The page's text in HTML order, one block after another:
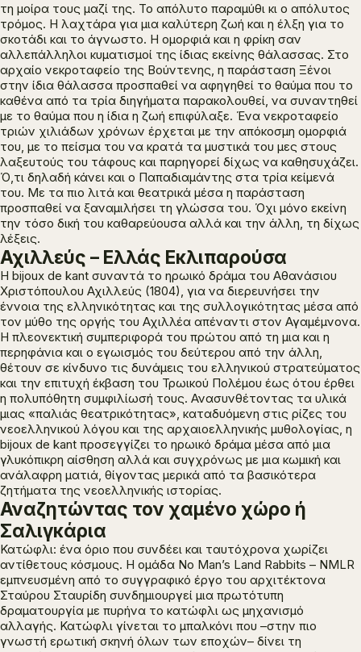
τη μοίρα τους μαζί της. Το απόλυτο παραμύθι κι ο απόλυτος
τρόμος. Η λαχτάρα για μια καλύτερη ζωή και η έλξη για το
σκοτάδι και το άγνωστο. Η ομορφιά και η φρίκη σαν
αλλεπάλληλοι κυματισμοί της ίδιας εκείνης θάλασσας. Στο
αρχαίο νεκροταφείο της Βούντενης, η παράσταση Ξένοι
στην ίδια θάλασσα προσπαθεί να αφηγηθεί το θαύμα που το
καθένα από τα τρία διηγήματα παρακολουθεί, να συναντηθεί
με το θαύμα που η ίδια η ζωή επιφύλαξε. Ένα νεκροταφείο
τριών χιλιάδων χρόνων έρχεται με την απόκοσμη ομορφιά
του, με το πείσμα του να κρατά τα μυστικά του μες στους
λαξευτούς του τάφους και παρηγορεί δίχως να καθησυχάζει.
Ό,τι δηλαδή κάνει και ο Παπαδιαμάντης στα τρία κείμενά
του. Με τα πιο λιτά και θεατρικά μέσα η παράσταση
προσπαθεί να ξαναμιλήσει τη γλώσσα του. Όχι μόνο εκείνη
την τόσο δική του καθαρεύουσα αλλά και την άλλη, τη δίχως
λέξεις.
Αχιλλεύς – Ελλάς Εκλιπαρούσα
H bijoux de kant συναντά το ηρωικό δράμα του Αθανάσιου
Χριστόπουλου Αχιλλεύς (1804), για να διερευνήσει την
έννοια της ελληνικότητας και της συλλογικότητας μέσα από
τον μύθο της οργής του Αχιλλέα απέναντι στον Αγαμέμνονα.
Η πλεονεκτική συμπεριφορά του πρώτου από τη μια και η
περηφάνια και ο εγωισμός του δεύτερου από την άλλη,
θέτουν σε κίνδυνο τις δυνάμεις του ελληνικού στρατεύματος
και την επιτυχή έκβαση του Τρωικού Πολέμου έως ότου έρθει
η πολυπόθητη συμφιλίωσή τους. Ανασυνθέτοντας τα υλικά
μιας «παλιάς θεατρικότητας», καταδυόμενη στις ρίζες του
νεοελληνικού λόγου και της αρχαιοελληνικής μυθολογίας, η
bijoux de kant προσεγγίζει το ηρωικό δράμα μέσα από μια
γλυκόπικρη αίσθηση αλλά και συγχρόνως με μια κωμική και
ανάλαφρη ματιά, θίγοντας μερικά από τα βασικότερα
ζητήματα της νεοελληνικής ιστορίας.
Αναζητώντας τον χαμένο χώρο ή
Σαλιγκάρια
Κατώφλι: ένα όριο που συνδέει και ταυτόχρονα χωρίζει
αντίθετους κόσμους. Η ομάδα No Man’s Land Rabbits – NMLR
εμπνευσμένη από το συγγραφικό έργο του αρχιτέκτονα
Σταύρου Σταυρίδη συνδημιουργεί μια πρωτότυπη
δραματουργία με πυρήνα το κατώφλι ως μηχανισμό
αλλαγής. Κατώφλι γίνεται το μπαλκόνι που –στην πιο
γνωστή ερωτική σκηνή όλων των εποχών– δίνει τη